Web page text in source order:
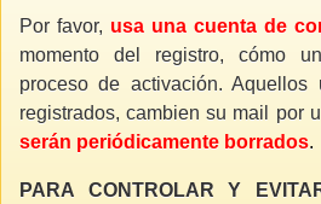
Por favor, usa una cuenta de
momento del registro, cómo
proceso de activación.
registrados, cambien su mail por
serán periódicamente borrados.
PARA CONTROLAR Y